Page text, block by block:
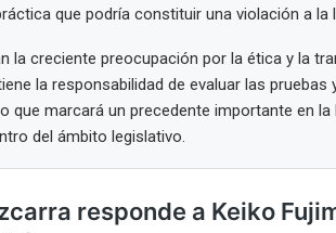
que podría constituir una violación a la
la creciente preocupación por la ética y la
la responsabilidad de evaluar las
que marcará un precedente importante en
del ámbito legislativo.